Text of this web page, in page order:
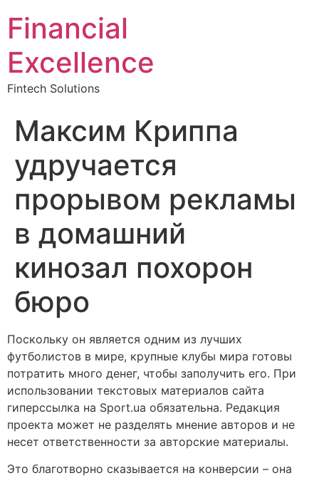
Financial
Excellence
Fintech Solutions
Максим Криппа
удручается
прорывом рекламы
в домашний
кинозал похорон
бюро
Поскольку он является одним из лучших
футболистов в мире, крупные клубы мира готовы
потратить много денег, чтобы заполучить его. При
использовании текстовых материалов сайта
гиперссылка на Sport.ua обязательна. Редакция
проекта может не разделять мнение авторов и не
несет ответственности за авторские материалы.
Это благотворно сказывается на конверсии – она